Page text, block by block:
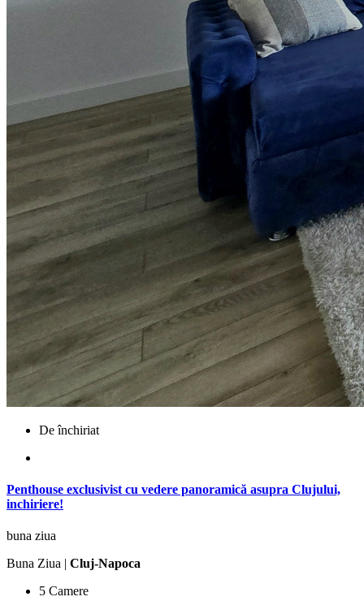
De închiriat
Penthouse exclusivist cu vedere panoramică asupra Clujului,
inchiriere!
buna ziua
Buna Ziua | Cluj-Napoca
5 Camere